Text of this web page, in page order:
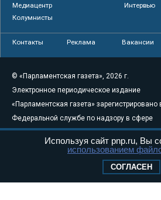
Медиацентр
Интервью
Колумнисты
Контакты Реклама Вакансии
© «Парламентская газета», 2026 г.
Электронное периодическое издание
«Парламентская газета» зарегистрировано
Федеральной службе по надзору в сфере
связи, информационных технологий и
массовых коммуникаций (Роскомнадзор)
Свидетельство о регистрации Эл № ФС77-
Используя сайт pnp.ru, Вы
использованием
СОГЛАСЕН